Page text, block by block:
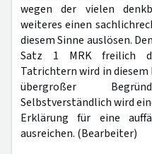
wegen der vielen
weiteres einen
diesem Sinne auslösen.
Satz 1 MRK freilich
Tatrichtern wird in diesem
übergroßer
Selbstverständlich wird
Erklärung für eine
ausreichen. (Bearbeiter)